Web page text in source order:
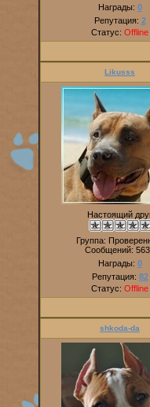
Награды: 0
Репутация: 2
Статус: Offline
Likusss
Настоящий
Группа:
Сообщений:
Награды: 0
Репутация: 82
Статус: Offline
shkoda-da